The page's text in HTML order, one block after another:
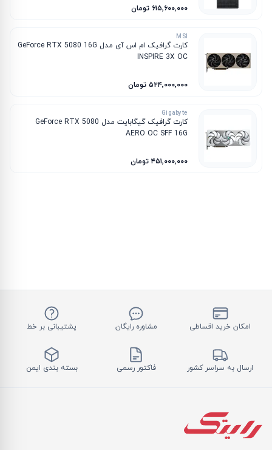
۶۱۵٬۶۰۰٬۰۰۰ تومان
MSI
کارت گرافیک ام‌ اس‌ آی مدل GeForce RTX 5080 16G
INSPIRE 3X OC
۵۲۴٬۰۰۰٬۰۰۰ تومان
Gigabyte
کارت گرافیک گیگابایت مدل GeForce RTX 5080
AERO OC SFF 16G
۴۵۱٬۰۰۰٬۰۰۰ تومان
امکان خرید اقساطی مشاوره رایگان پشتیبانی بر خط
ارسال به سراسر کشور فاکتور رسمی بسته بندی ایمن